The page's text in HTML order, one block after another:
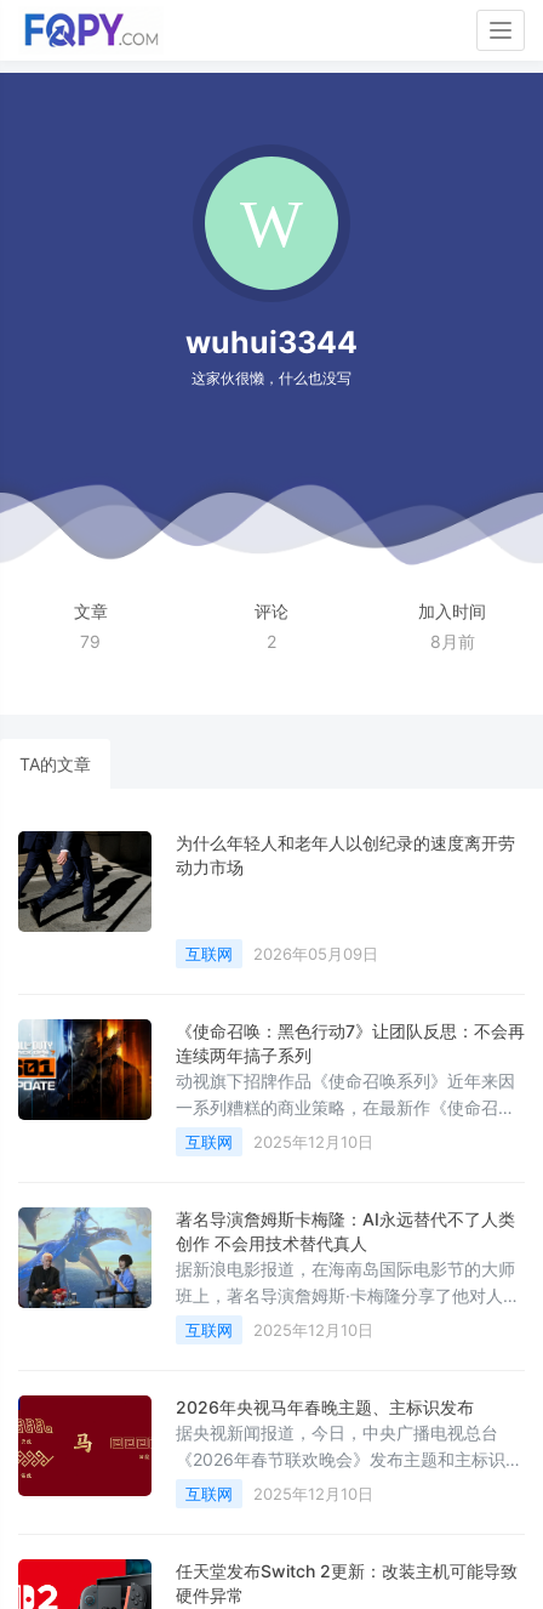
wuhui3344
这家伙很懒，什么也没写
文章
79
评论
2
加入时间
8月前
TA的文章
为什么年轻人和老年人以创纪录的速度离开劳
动力市场
互联网 2026年05月09日
《使命召唤：黑色行动7》让团队反思：不会再
连续两年搞子系列
动视旗下招牌作品《使命召唤系列》近年来因
一系列糟糕的商业策略，在最新作《使命召
唤：黑色行动 7》中被市场反噬，销量大幅下
滑。这促使开发团队开始“听劝”，并在最新的
顺序。
互联网 2025年12月10日
著名导演詹姆斯卡梅隆：AI永远替代不了人类
创作 不会用技术替代真人
据新浪电影报道，在海南岛国际电影节的大师
班上，著名导演詹姆斯·卡梅隆分享了他对人工
智能与电影创作之间关系的见解。卡梅隆认可
AI等技术的进步，但他强调，AI永远无法替代
达》，但是在这部电影上映前，它是做不出来
的。”
互联网 2025年12月10日
2026年央视马年春晚主题、主标识发布
据央视新闻报道，今日，中央广播电视总台
《2026年春节联欢晚会》发布主题和主标识。
据了解，央视马年春晚主题为“骐骥驰骋 势不
可挡”，“骐骥”是古人对骏马、千里马的雅称，
格。
互联网 2025年12月10日
任天堂发布Switch 2更新：改装主机可能导致
硬件异常